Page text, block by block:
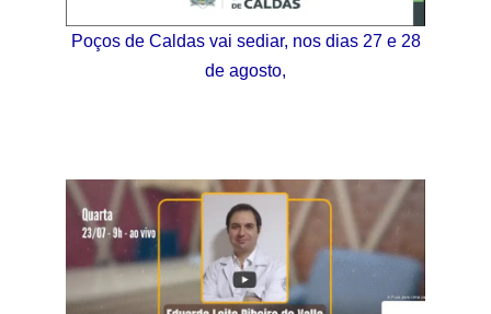
Poços de Caldas vai sediar, nos dias 27 e 28
de agosto,